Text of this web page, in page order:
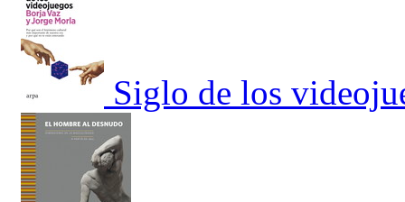
Siglo de los